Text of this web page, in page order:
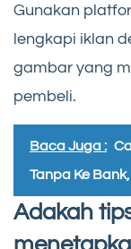
Gunakan
lengkapi iklan
gambar yang
pembeli.
Baca Juga :
Tanpa Ke
Adakah